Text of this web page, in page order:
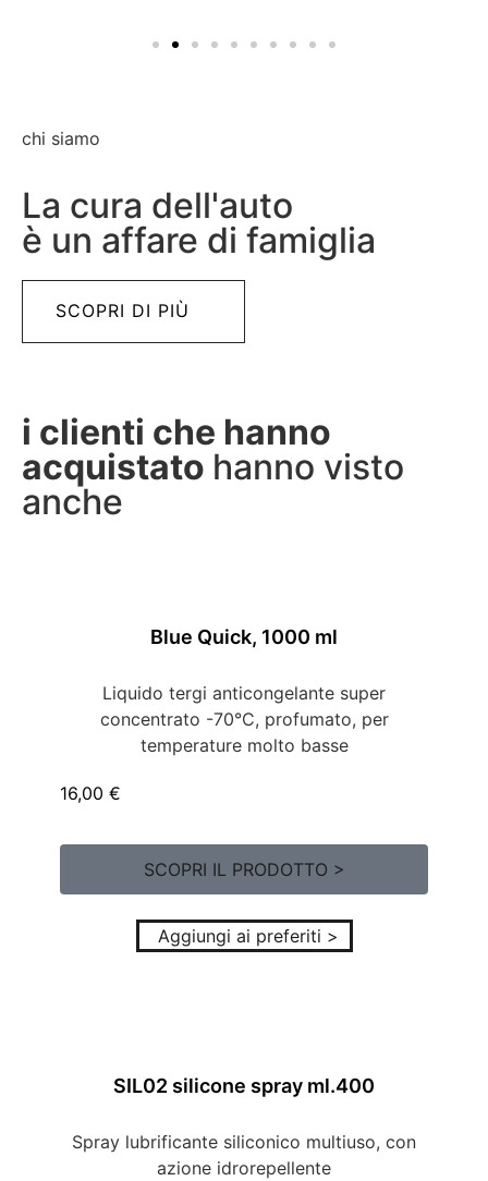
chi siamo
La cura dell'auto
è un affare di famiglia
SCOPRI DI PIÙ
i clienti che hanno
acquistato hanno visto
anche
Blue Quick, 1000 ml
Liquido tergi anticongelante super
concentrato -70°C, profumato, per
temperature molto basse
16,00 €
SCOPRI IL PRODOTTO >
Aggiungi ai preferiti >
SIL02 silicone spray ml.400
Spray lubrificante siliconico multiuso, con
azione idrorepellente